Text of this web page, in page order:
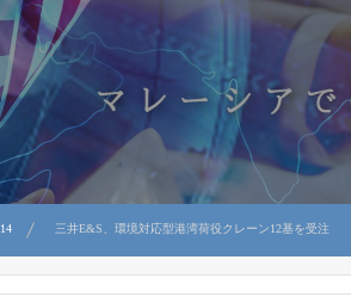
14 三井E&S、環境対応型港湾荷役クレーン12基を受注